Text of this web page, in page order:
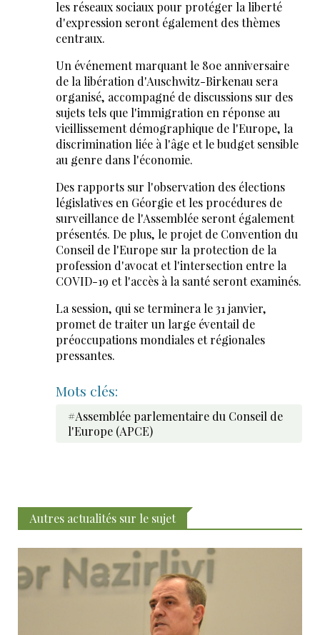
les réseaux sociaux pour protéger la liberté
d'expression seront également des thèmes
centraux.
Un événement marquant le 80e anniversaire
de la libération d'Auschwitz-Birkenau sera
organisé, accompagné de discussions sur des
sujets tels que l'immigration en réponse au
vieillissement démographique de l'Europe, la
discrimination liée à l'âge et le budget sensible
au genre dans l'économie.
Des rapports sur l'observation des élections
législatives en Géorgie et les procédures de
surveillance de l'Assemblée seront également
présentés. De plus, le projet de Convention du
Conseil de l'Europe sur la protection de la
profession d'avocat et l'intersection entre la
COVID-19 et l'accès à la santé seront examinés.
La session, qui se terminera le 31 janvier,
promet de traiter un large éventail de
préoccupations mondiales et régionales
pressantes.
Mots clés:
#Assemblée parlementaire du Conseil de
l'Europe (APCE)
Autres actualités sur le sujet